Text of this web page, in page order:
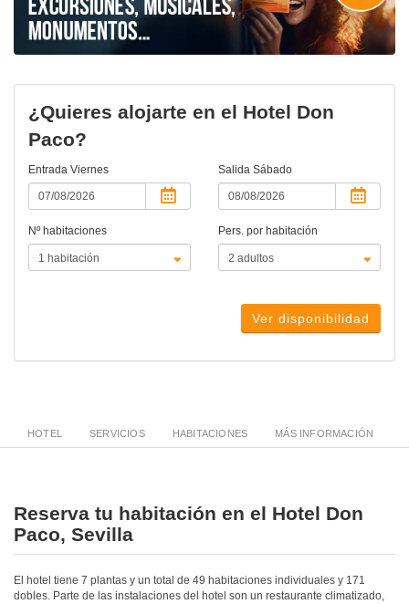
¿Quieres alojarte en el Hotel Don
Paco?
Entrada Viernes Salida Sábado
Nº habitaciones Pers. por habitación
Ver disponibilidad
HOTEL SERVICIOS HABITACIONES MÁS INFORMACIÓN
Reserva tu habitación en el Hotel Don
Paco, Sevilla
El hotel tiene 7 plantas y un total de 49 habitaciones individuales y 171
dobles. Parte de las instalaciones del hotel son un restaurante climatizado,